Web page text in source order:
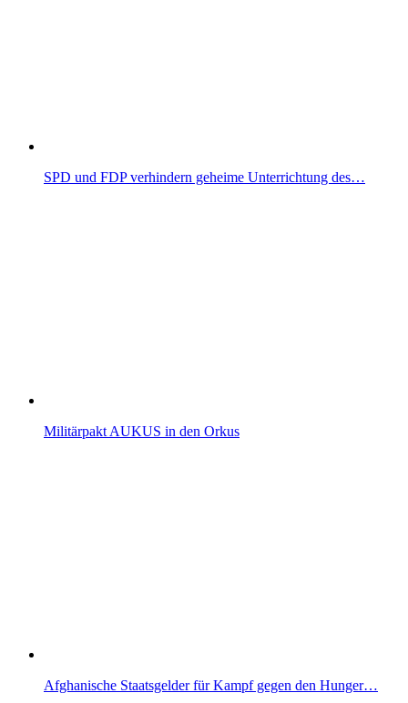
SPD und FDP verhindern geheime Unterrichtung des…
Militärpakt AUKUS in den Orkus
Afghanische Staatsgelder für Kampf gegen den Hunger…